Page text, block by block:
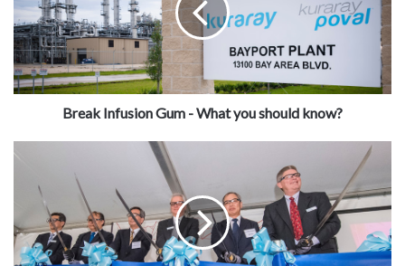
Break Infusion Gum - What you should know?